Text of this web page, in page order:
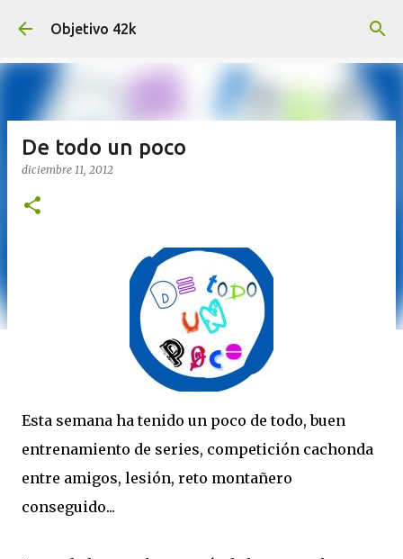
Ir al contenido principal
Objetivo 42k
De todo un poco
diciembre 11, 2012
Esta semana ha tenido un poco de todo, buen
entrenamiento de series, competición cachonda
entre amigos, lesión, reto montañero
conseguido...